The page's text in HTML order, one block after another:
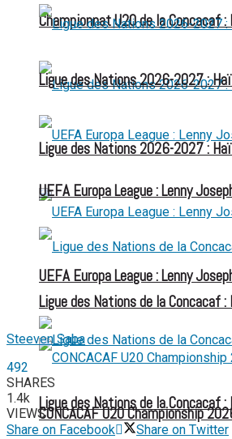
Championnat U20 de la Concacaf
Ligue des Nations 2026-2027 :
UEFA Europa League : Lenny
Ligue des Nations de la Concacaf
Ligue des Nations 2026-2027 :
UEFA Europa League : Lenny
Ligue des Nations de la Concacaf
CONCACAF U20 Championship
Steeven Saba
492
SHARES
1.4k
VIEWS
Share on Facebook
Share on Twitter